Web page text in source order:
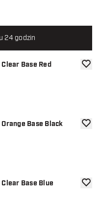
Base Red
Base Black
Base Blue
24 godzin